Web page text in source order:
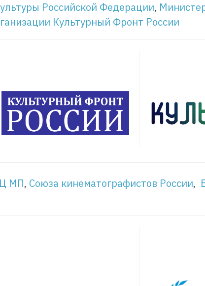
Российской Федерации,
Культурный Фронт России
МП, Союза кинематографистов России,